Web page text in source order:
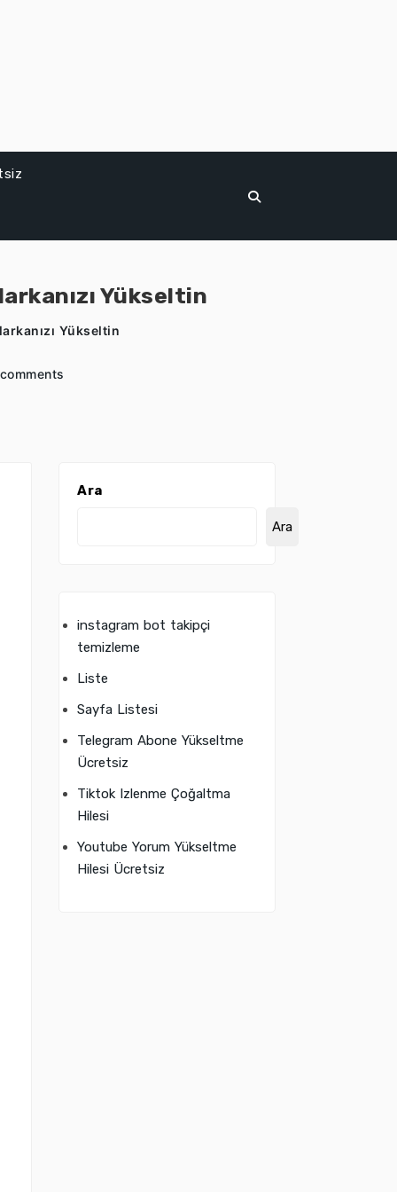
Yükseltin
Yükseltin
Ara
Ara
instagram bot takipçi
temizleme
Liste
Sayfa Listesi
Telegram Abone Yükseltme
Ücretsiz
Tiktok Izlenme Çoğaltma
Hilesi
Youtube Yorum Yükseltme
Hilesi Ücretsiz